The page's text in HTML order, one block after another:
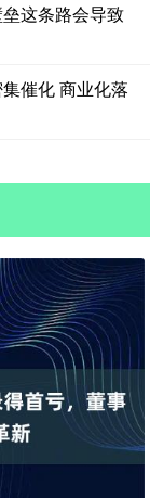
这条路会导致
催化 商业化落